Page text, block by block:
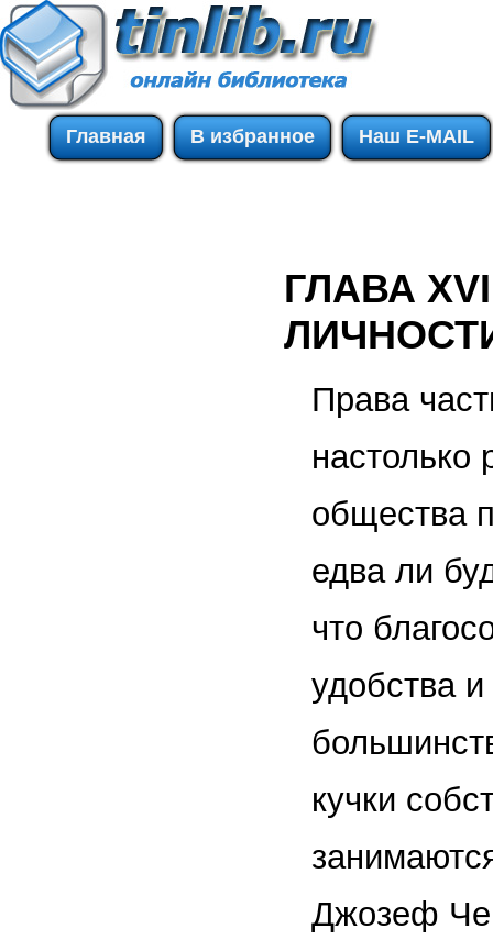
Главная В избранное Наш E-MAIL
ГЛАВА
Права
настолько
общества
едва ли
что
удобства
кучки
Джозеф